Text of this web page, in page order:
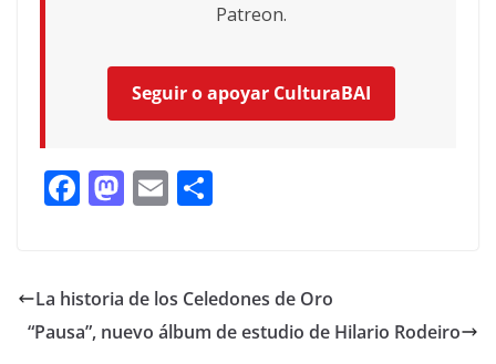
Patreon.
Seguir o apoyar CulturaBAI
F
b
o
M
d
o
E
l p
ar
La historia de los Celedones de Oro
“Pausa”, nuevo álbum de estudio de Hilario Rodeiro